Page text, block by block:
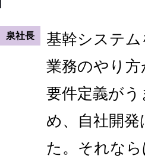
泉社長
基幹システ
業務のやり
要件定義が
め、自社開
た。それな